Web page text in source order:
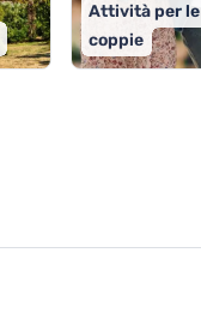
Attività per le
coppie